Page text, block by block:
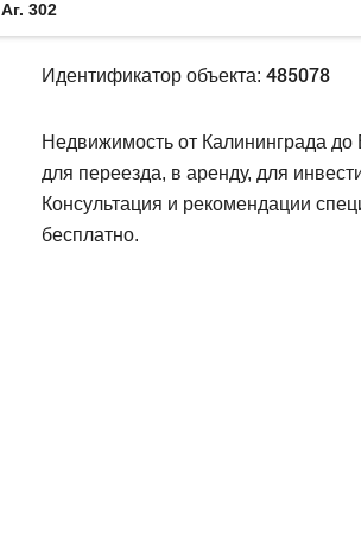
Аг. 302
Идентификатор объекта: 485078
Недвижимость от Калининграда до
для переезда, в аренду, для
Консультация и рекомендации
бесплатно.